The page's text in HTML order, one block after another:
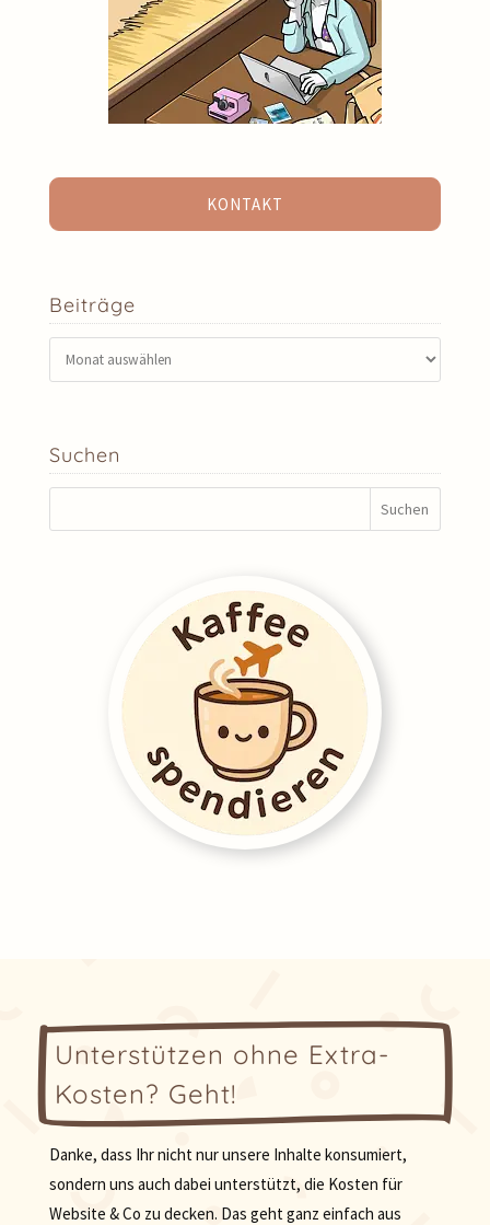
KONTAKT
Beiträge
Beiträge
Suchen
Unterstützen ohne Extra-
Kosten? Geht!
Danke, dass Ihr nicht nur unsere Inhalte konsumiert,
sondern uns auch dabei unterstützt, die Kosten für
Website & Co zu decken. Das geht ganz einfach aus